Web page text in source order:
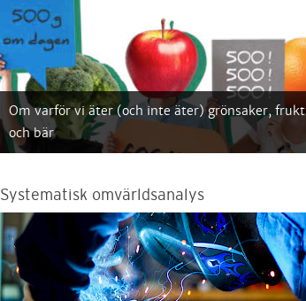
Om varför vi äter (och inte äter) grönsaker, frukt
och bär
Systematisk omvärldsanalys